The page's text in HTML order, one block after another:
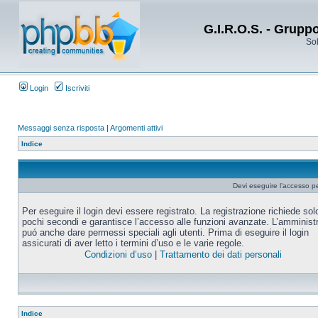
G.I.R.O.S. -
Login Iscriviti
Messaggi senza risposta | Argomenti attivi
Indice
Devi eseguire l’accesso
Per eseguire il login devi essere registrato. La registrazione richiede
pochi secondi e garantisce l’accesso alle funzioni avanzate.
puó anche dare permessi speciali agli utenti. Prima di eseguire il login
assicurati di aver letto i termini d’uso e le varie regole.
Condizioni d’uso| Trattamento dei dati personali
Indice